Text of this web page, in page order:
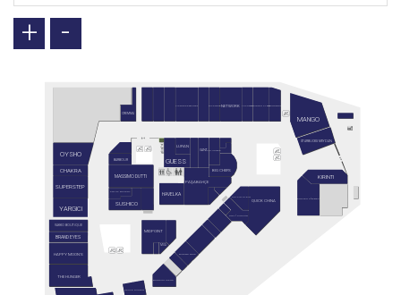
BARBOUR
BEYMEN CLUB
BIG CHEFS
BODRUM MANTI
BRAND EYES
BURITTO SHOP
CALVIN KLEIN
CHAKRA
CREMMA
DIVARESE
GANT
GUESS
HAPPY MOON'S
HAVELKA
KAHVE DÜNYASI
QUICK CHINA
KIRINTI
KRONOTROP
LACOSTE
LUFIAN
MALİ KUAFÖR
MANGO
MASSIMO DUTTI
MIDPOINT
MUA
NETWORK
OYSHO
PAŞABAHÇE
PENGUEN KİTABEVİ
STARBUCKS MEYDAN
SUPERSTEP
SUSHICO
ART OF BAKERY
THE HUNGER
VAKKO BOUTİQUE
YARGICI
VICTORIA'S SECRET
+ -